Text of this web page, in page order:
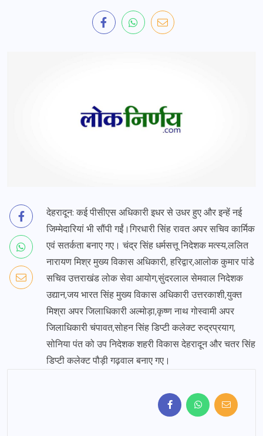
देहरादून: कई पीसीएस अधिकारी इधर से उधर हुए और इन्हें नई
जिम्मेदारियां भी सौंपी गईं।गिरधारी सिंह रावत अपर सचिव कार्मिक
एवं सतर्कता बनाए गए। चंद्र सिंह धर्मसत्तू निदेशक मत्स्य,ललित
नारायण मिश्र मुख्य विकास अधिकारी, हरिद्वार,आलोक कुमार पांडे
सचिव उत्तराखंड लोक सेवा आयोग,सुंदरलाल सेमवाल निदेशक
उद्यान,जय भारत सिंह मुख्य विकास अधिकारी उत्तरकाशी,युक्त
मिश्रा अपर जिलाधिकारी अल्मोड़ा,कृष्ण नाथ गोस्वामी अपर
जिलाधिकारी चंपावत,सोहन सिंह डिप्टी कलेक्ट रुद्रप्रयाग,
सोनिया पंत को उप निदेशक शहरी विकास देहरादून और चतर सिंह
डिप्टी कलेक्ट पौड़ी गढ़वाल बनाए गए।